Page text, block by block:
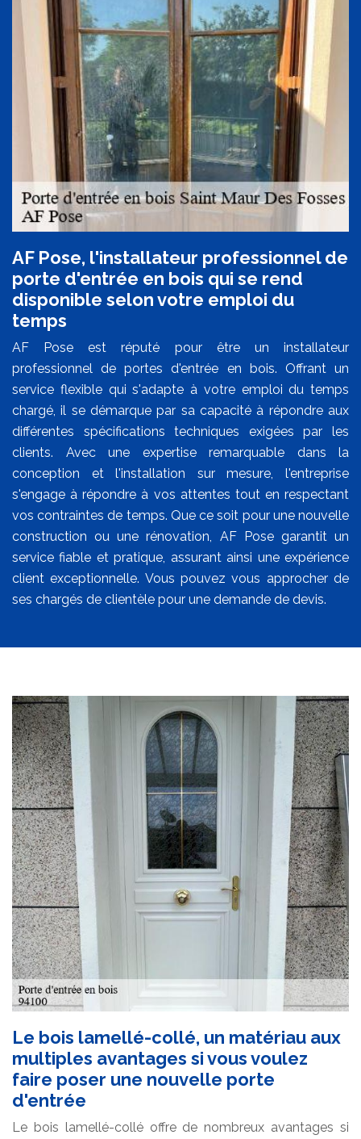
AF Pose, l'installateur professionnel de
porte d'entrée en bois qui se rend
disponible selon votre emploi du
temps
AF Pose est réputé pour être un installateur
professionnel de portes d'entrée en bois. Offrant un
service flexible qui s'adapte à votre emploi du temps
chargé, il se démarque par sa capacité à répondre aux
différentes spécifications techniques exigées par les
clients. Avec une expertise remarquable dans la
conception et l'installation sur mesure, l'entreprise
s'engage à répondre à vos attentes tout en respectant
vos contraintes de temps. Que ce soit pour une nouvelle
construction ou une rénovation, AF Pose garantit un
service fiable et pratique, assurant ainsi une expérience
client exceptionnelle. Vous pouvez vous approcher de
ses chargés de clientèle pour une demande de devis.
Le bois lamellé-collé, un matériau aux
multiples avantages si vous voulez
faire poser une nouvelle porte
d'entrée
Le bois lamellé-collé offre de nombreux avantages si